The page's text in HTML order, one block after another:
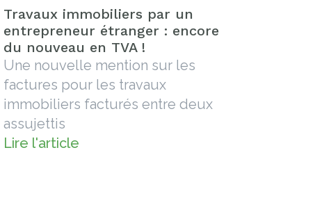
Travaux immobiliers par un
entrepreneur étranger : encore
du nouveau en TVA !
Une nouvelle mention sur les
factures pour les travaux
immobiliers facturés entre deux
assujettis
Lire l'article